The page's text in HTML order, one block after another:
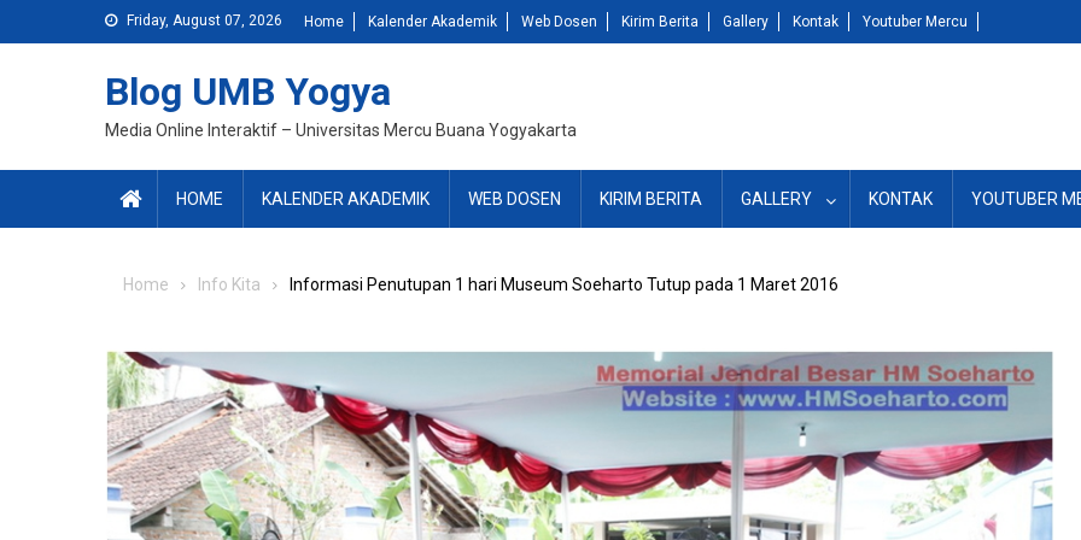
to
Friday, August 07, 2026 Home Kalender Akademik Web Dosen Kirim Berita Gallery Kontak Youtuber Mercu
Blog UMB Yogya
Media Online Interaktif – Universitas Mercu Buana Yogyakarta
HOME KALENDER AKADEMIK WEB DOSEN KIRIM BERITA GALLERY KONTAK YOUTUBER
Home Info Kita Informasi Penutupan 1 hari Museum Soeharto Tutup pada 1 Maret 2016